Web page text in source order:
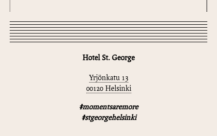
Hotel St. George
Yrjönkatu 13
00120 Helsinki
#momentsaremore
#stgeorgehelsinki